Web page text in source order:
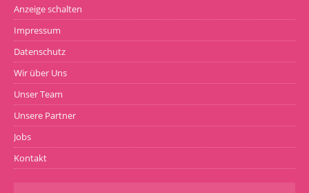
Anzeige schalten
Impressum
Datenschutz
Wir über Uns
Unser Team
Unsere Partner
Jobs
Kontakt